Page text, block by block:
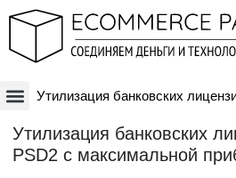
Утилизация банковских
Утилизация банковских
PSD2 с максимальной